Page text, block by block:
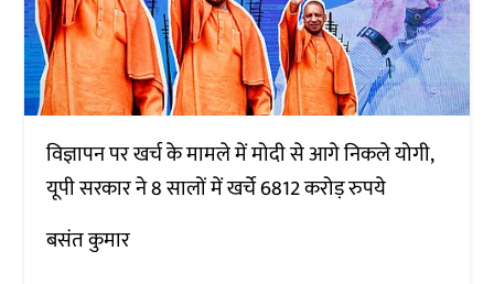
विज्ञापन पर खर्च के मामले में मोदी से आगे निकले योगी,
यूपी सरकार ने 8 सालों में खर्चे 6812 करोड़ रुपये
बसंत कुमार